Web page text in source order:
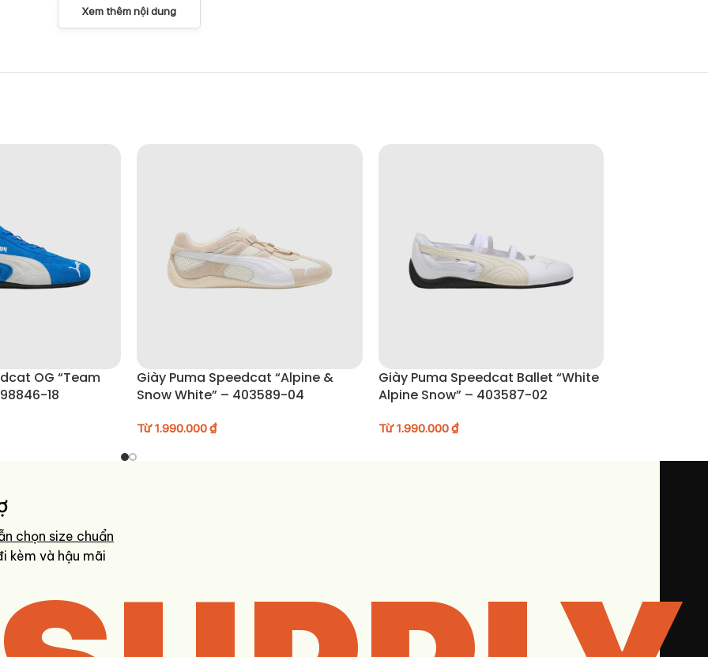
kết hợp giữa di sản running của Nike và xu hướng sneaker hiện đại. Thiết kế mang đậm hơi thở Y2K cùng hệ
và ổn định trong suốt ngày dài.
nhấn màu sắc vừa đủ để tạo cá tính nhưng vẫn rất dễ phối cùng nhiều kiểu trang phục. Đây là mẫu sneaker phù
thoải mái và muốn sở hữu một trong những thiết kế retro runner nổi bật của Nike.
Xem thêm nội dung
OG “Team
18
Giày Puma Speedcat “Alpine &
Snow White” – 403589-04
Từ1.990.000₫
Giày Puma Speedcat Ballet “White
Alpine Snow” – 403587-02
Từ1.990.000₫
chọn size chuẩn
kèm và hậu mãi